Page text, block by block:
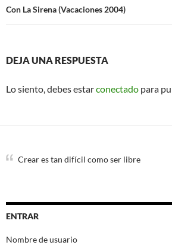
Con La Sirena (Vacaciones 2004)
DEJA UNA RESPUESTA
Lo siento, debes estarconectado para
Crear es tan difícil como ser libre
ENTRAR
Nombre de usuario